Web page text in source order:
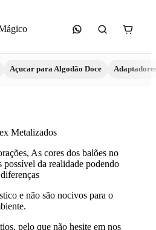
Açucar para Algodão Doce
Metalizados
As cores dos balões no
possível da realidade podendo
e não são nocivos para o
pelo que não hesite em nos